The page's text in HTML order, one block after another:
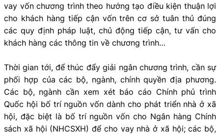
vay vốn chương trình theo hướng tạo điều kiện thuận lợi
cho khách hàng tiếp cận vốn trên cơ sở tuân thủ đúng
các quy định pháp luật, chủ động tiếp cận, tư vấn cho
khách hàng các thông tin về chương trình…
Thời gian tới, để thúc đẩy giải ngân chương trình, cần sự
phối hợp của các bộ, ngành, chính quyền địa phương.
Các bộ, ngành cần xem xét báo cáo Chính phủ trình
Quốc hội bố trí nguồn vốn dành cho phát triển nhà ở xã
hội, đặc biệt là bố trí nguồn vốn cho Ngân hàng Chính
sách xã hội (NHCSXH) để cho vay nhà ở xã hội; các bộ,